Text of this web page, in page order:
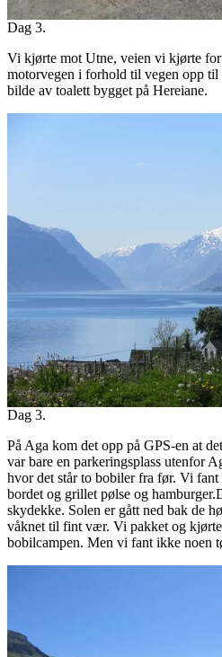
Dag 3.
Vi kjørte mot Utne, veien vi kjørte
motorvegen i forhold til vegen opp
bilde av toalett bygget på Hereiane.
Dag 3.
På Aga kom det opp på GPS-en at
var bare en parkeringsplass utenfor
hvor det står to bobiler fra før. Vi
bordet og grillet pølse og
skydekke. Solen er gått ned bak de
våknet til fint vær. Vi pakket og
bobilcampen. Men vi fant ikke noen